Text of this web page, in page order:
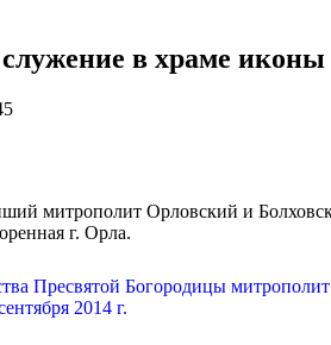
в храме
митрополит Орловский и
г. Орла.